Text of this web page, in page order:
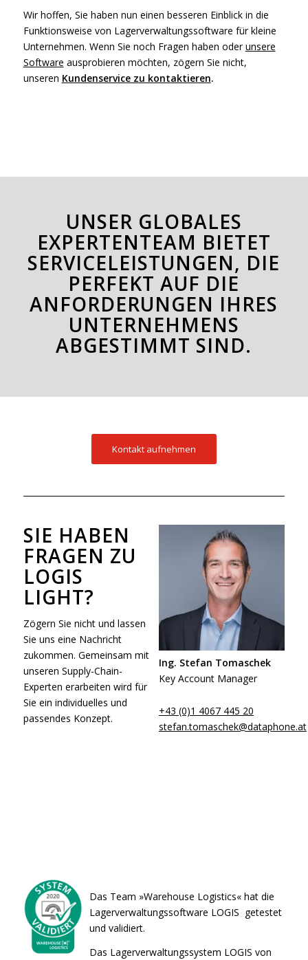
Wir hoffen, Sie haben nun einen besseren Einblick in die
Funktionsweise von Lagerverwaltungssoftware für kleine
Unternehmen. Wenn Sie noch Fragen haben oderunsere
Software ausprobieren möchten, zögern Sie nicht,
unseren Kundenservice zu kontaktieren.
UNSER GLOBALES
EXPERTENTEAM BIETET
SERVICELEISTUNGEN, DIE
PERFEKT AUF DIE
ANFORDERUNGEN IHRES
UNTERNEHMENS
ABGESTIMMT SIND.
Kontakt aufnehmen
SIE HABEN
FRAGEN ZU
LOGIS
LIGHT?
Zögern Sie nicht und lassen
Sie uns eine Nachricht
zukommen. Gemeinsam mit
unseren Supply-Chain-
Experten erarbeiten wird für
Sie ein individuelles und
passendes Konzept.
Ing. Stefan Tomaschek
Key Account Manager
+43 (0)1 4067 445 20
stefan.tomaschek@dataphone.at
Das Team »Warehouse Logistics« hat die
Lagerverwaltungssoftware LOGIS getestet
und validiert.
Das Lagerverwaltungssystem LOGIS von